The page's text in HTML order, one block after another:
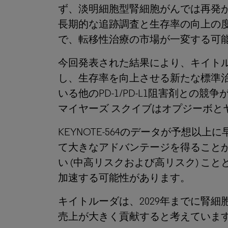
ず、淡明細胞型腎細胞がんでは再発
長期的な追跡調査と生存率の向上の
で、転移性治療の市場が一変する可
今回発表された結果により、キイト
し、生存率を向上させる新たな標
いる他のPD-1/PD-L1阻害剤との競
マイヤーズ スクイブはオプジーボと
KEYNOTE-564のデータが予想以上
て大きなアドバンテージを得ること
い (中高リスクおよび高リスク) こ
加速する可能性があります。
キイトルーダは、2029年までに腎
売上が大きく貢献すると考えていま